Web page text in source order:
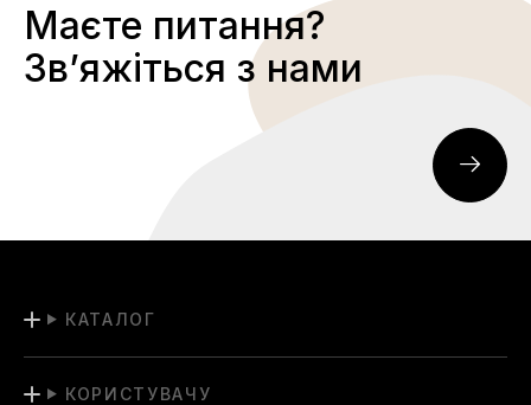
Маєте питання?
Звʼяжіться з нами
КАТАЛОГ
КОРИСТУВАЧУ